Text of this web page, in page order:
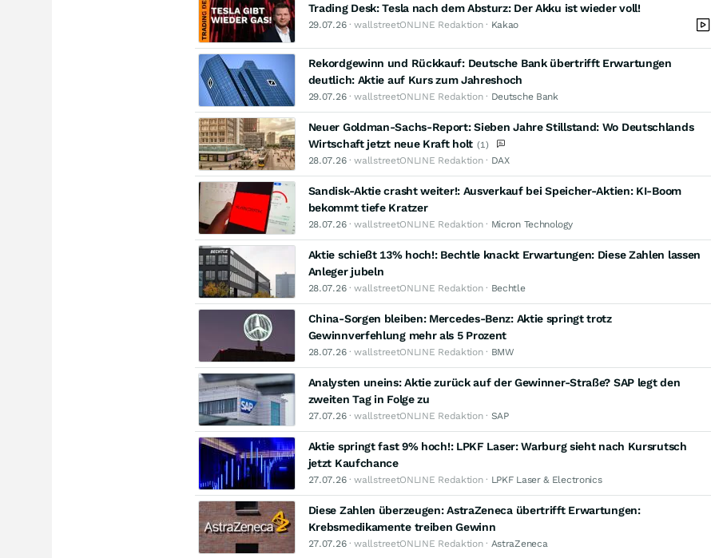
Trading Desk: Tesla nach dem Absturz: Der Akku ist wieder voll!
29.07.26· wallstreetONLINE Redaktion · Kakao
Rekordgewinn und Rückkauf: Deutsche Bank übertrifft Erwartungen
deutlich: Aktie auf Kurs zum Jahreshoch
29.07.26· wallstreetONLINE Redaktion · Deutsche Bank
Neuer Goldman-Sachs-Report: Sieben Jahre Stillstand: Wo Deutschlands
Wirtschaft jetzt neue Kraft holt (1)
28.07.26· wallstreetONLINE Redaktion · DAX
Sandisk-Aktie crasht weiter!: Ausverkauf bei Speicher-Aktien: KI-Boom
bekommt tiefe Kratzer
28.07.26· wallstreetONLINE Redaktion · Micron Technology
Aktie schießt 13% hoch!: Bechtle knackt Erwartungen: Diese Zahlen lassen
Anleger jubeln
28.07.26· wallstreetONLINE Redaktion · Bechtle
China-Sorgen bleiben: Mercedes-Benz: Aktie springt trotz
Gewinnverfehlung mehr als 5 Prozent
28.07.26· wallstreetONLINE Redaktion · BMW
Analysten uneins: Aktie zurück auf der Gewinner-Straße? SAP legt den
zweiten Tag in Folge zu
27.07.26· wallstreetONLINE Redaktion · SAP
Aktie springt fast 9% hoch!: LPKF Laser: Warburg sieht nach Kursrutsch
jetzt Kaufchance
27.07.26· wallstreetONLINE Redaktion · LPKF Laser & Electronics
Diese Zahlen überzeugen: AstraZeneca übertrifft Erwartungen:
Krebsmedikamente treiben Gewinn
27.07.26· wallstreetONLINE Redaktion · AstraZeneca